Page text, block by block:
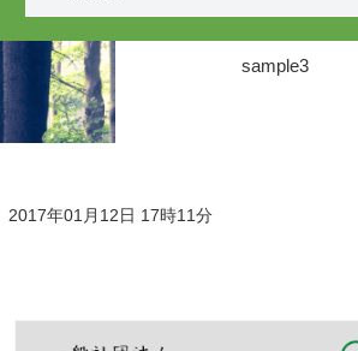
sample3
2017年01月12日 17時11分